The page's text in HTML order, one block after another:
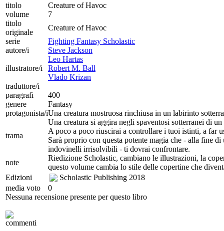
titolo
Creature of Havoc
volume
7
titolo
originale
Creature of Havoc
serie
Fighting Fantasy Scholastic
autore/i
Steve Jackson
illustratore/i
Leo Hartas
Robert M. Ball
Vlado Krizan
traduttore/i
paragrafi
400
genere
Fantasy
protagonista/iUna creatura mostruosa rinchiusa in un labirinto
trama
Una creatura si aggira negli spaventosi sotterranei di
A poco a poco riuscirai a controllare i tuoi istinti, a far
Sarà proprio con questa potente magia che - alla fine
indovinelli irrisolvibili - ti dovrai confrontare.
note
Riedizione Scholastic, cambiano le illustrazioni, la
questo volume cambia lo stile delle copertine che
Edizioni
Scholastic Publishing 2018
media voto
0
Nessuna recensione presente per questo libro
commenti